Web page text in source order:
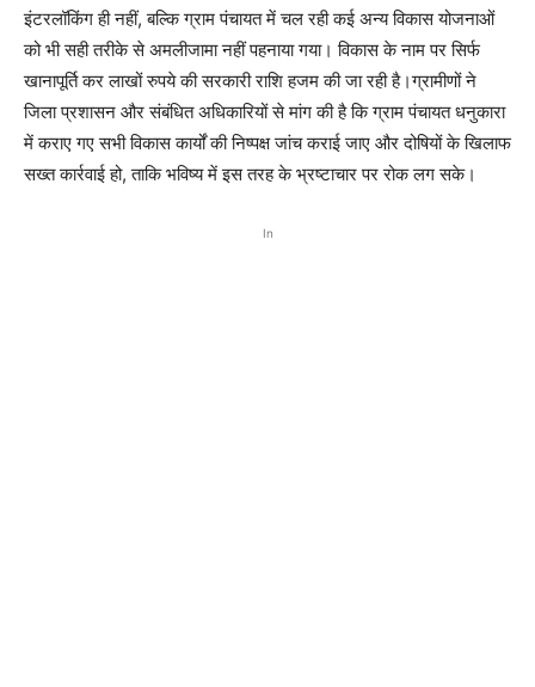
इंटरलॉकिंग ही नहीं, बल्कि ग्राम पंचायत में चल रही कई अन्य विकास योजनाओं
को भी सही तरीके से अमलीजामा नहीं पहनाया गया। विकास के नाम पर सिर्फ
खानापूर्ति कर लाखों रुपये की सरकारी राशि हजम की जा रही है।ग्रामीणों ने
जिला प्रशासन और संबंधित अधिकारियों से मांग की है कि ग्राम पंचायत धनुकारा
में कराए गए सभी विकास कार्यों की निष्पक्ष जांच कराई जाए और दोषियों के खिलाफ
सख्त कार्रवाई हो, ताकि भविष्य में इस तरह के भ्रष्टाचार पर रोक लग सके।
In